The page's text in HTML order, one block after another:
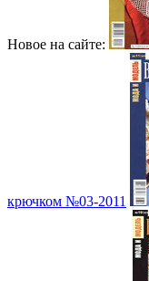
Новое на сайте:
крючком №03-2011